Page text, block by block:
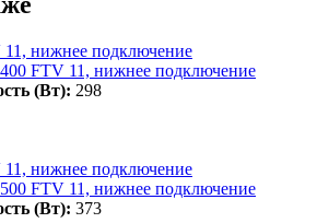
FTV 11, нижнее подключение
(Вт): 298
FTV 11, нижнее подключение
(Вт): 373